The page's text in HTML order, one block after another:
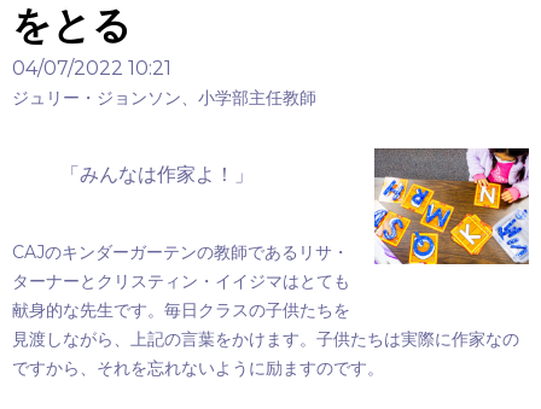
をとる
04/07/2022 10:21
ジュリー・ジョンソン、小学部主任教師
「みんなは作家よ！」
CAJのキンダーガーテンの教師であるリサ・
ターナーとクリスティン・イイジマはとても
献身的な先生です。毎日クラスの子供たちを
見渡しながら、上記の言葉をかけます。子供たちは実際に作家なの
ですから、それを忘れないように励ますのです。